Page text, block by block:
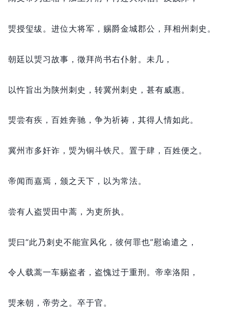
煚授玺绂。 进位大将军， 赐爵金城郡公， 拜相州刺史。
朝廷以煚习故事， 徵拜尚书右仆射。 未几，
以忤旨出为陕州刺史， 转冀州刺史， 甚有威惠。
煚尝有疾， 百姓奔驰， 争为祈祷， 其得人情如此。
冀州市多奸诈， 煚为铜斗铁尺。 置于肆， 百姓便之。
帝闻而嘉焉， 颁之天下， 以为常法。
尝有人盗煚田中蒿， 为吏所执。
煚曰“此乃刺史不能宣风化， 彼何罪也”慰谕遣之，
令人载蒿一车赐盗者， 盗愧过于重刑。 帝幸洛阳，
煚来朝， 帝劳之。 卒于官。